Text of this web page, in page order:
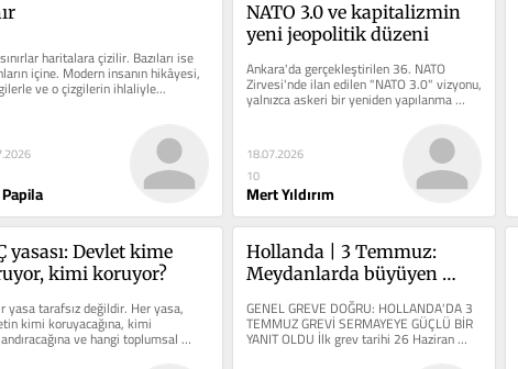
haritalara çizilir. Bazıları ise
içine. ​Modern insanın hikâyesi,
ve o çizgilerin ihlaliyle...
NATO 3.0 ve kapitalizmin
yeni jeopolitik düzeni
Ankara'da gerçekleştirilen 36. NATO
Zirvesi'nde ilan edilen "NATO 3.0" vizyonu,
yalnızca askeri bir yeniden yapılanma
olarak...
18.07.2026
10
Mert Yıldırım
yasası: Devlet kime
kimi koruyor?
yasa tarafsız değildir. Her yasa,
kimi koruyacağına, kimi
ve hangi toplumsal
nasıl tanımladığına...
Hollanda | 3 Temmuz:
Meydanlarda büyüyen
öfke, büyüyen umut
GENEL GREVE DOĞRU: HOLLANDA'DA 3
TEMMUZ GREVİ SERMAYEYE GÜÇLÜ BİR
YANIT OLDU İlk grev tarihi 26 Haziran
2026 olarak ilan...